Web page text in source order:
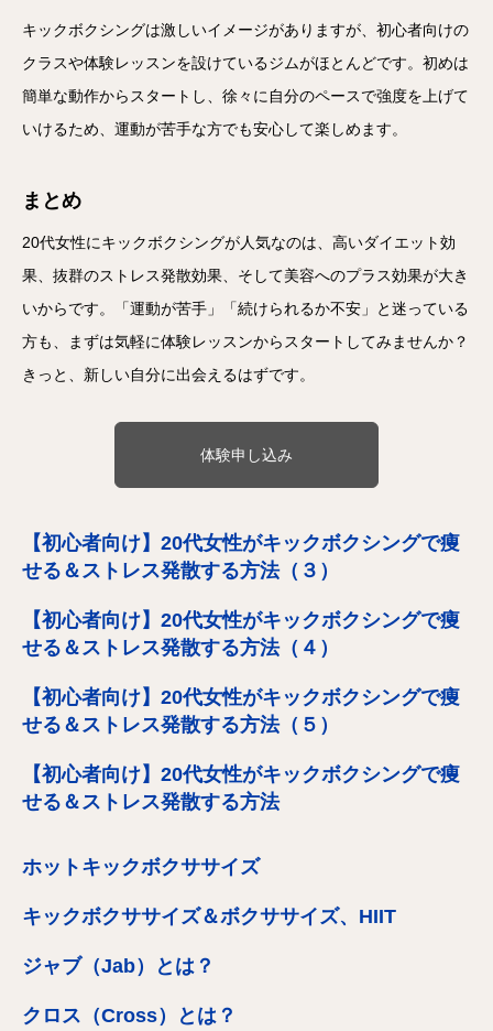
キックボクシングは激しいイメージがありますが、初心者向けの
クラスや体験レッスンを設けているジムがほとんどです。初めは
簡単な動作からスタートし、徐々に自分のペースで強度を上げて
いけるため、運動が苦手な方でも安心して楽しめます。
まとめ
20代女性にキックボクシングが人気なのは、高いダイエット効
果、抜群のストレス発散効果、そして美容へのプラス効果が大き
いからです。「運動が苦手」「続けられるか不安」と迷っている
方も、まずは気軽に体験レッスンからスタートしてみませんか？
きっと、新しい自分に出会えるはずです。
体験申し込み
【初心者向け】20代女性がキックボクシングで痩
せる＆ストレス発散する方法（３）
【初心者向け】20代女性がキックボクシングで痩
せる＆ストレス発散する方法（４）
【初心者向け】20代女性がキックボクシングで痩
せる＆ストレス発散する方法（５）
【初心者向け】20代女性がキックボクシングで痩
せる＆ストレス発散する方法
ホットキックボクササイズ
キックボクササイズ＆ボクササイズ、HIIT
ジャブ（Jab）とは？
クロス（Cross）とは？